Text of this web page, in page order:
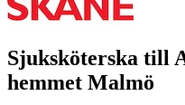
Sjuksköterska till
hemmet Malmö